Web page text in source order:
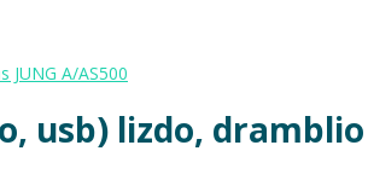
JUNG A/AS500
usb) lizdo, dramblio